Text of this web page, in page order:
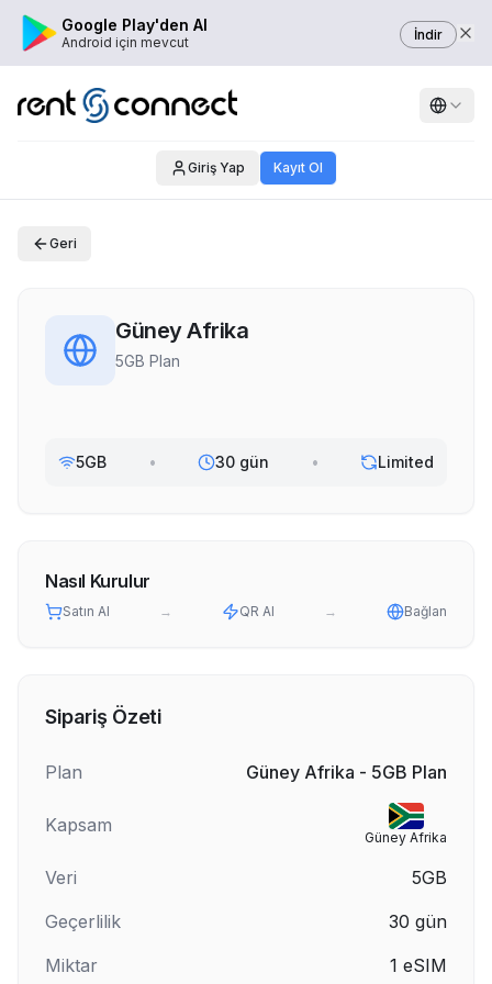
Google Play'den Al
Android için mevcut İndir
Giriş Yap Kayıt Ol
Geri
Güney Afrika
5GB Plan
5GB • 30 gün • Limited
Nasıl Kurulur
Satın Al → QR Al → Bağlan
Sipariş Özeti
Plan Güney Afrika - 5GB Plan
Kapsam
Güney Afrika
Veri
5GB
Geçerlilik
30 gün
Miktar
1 eSIM